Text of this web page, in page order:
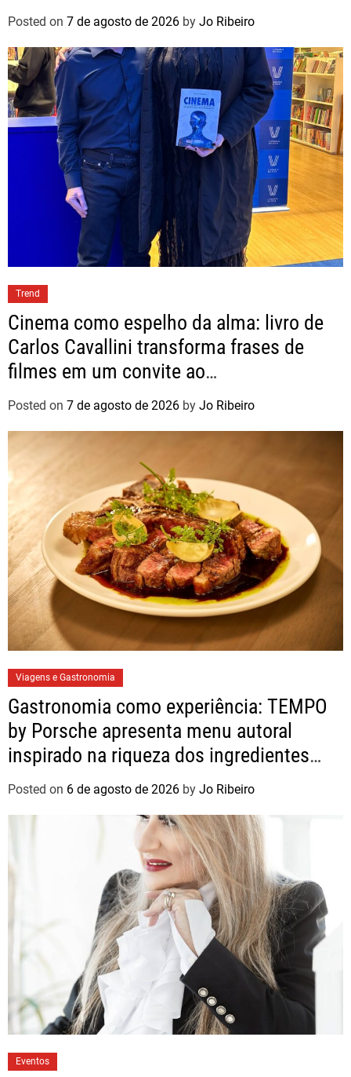
Posted on 7 de agosto de 2026 by Jo Ribeiro
Trend
Cinema como espelho da alma: livro de
Carlos Cavallini transforma frases de
filmes em um convite ao
autoconhecimento
Posted on 7 de agosto de 2026 by Jo Ribeiro
Viagens e Gastronomia
Gastronomia como experiência: TEMPO
by Porsche apresenta menu autoral
inspirado na riqueza dos ingredientes
brasileiros
Posted on 6 de agosto de 2026 by Jo Ribeiro
Eventos